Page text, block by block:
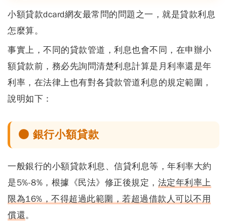
小額貸款dcard網友最常問的問題之一，就是貸款利息
怎麼算。
事實上，不同的貸款管道，利息也會不同，在申辦小
額貸款前，務必先詢問清楚利息計算是月利率還是年
利率，在法律上也有對各貸款管道利息的規定範圍，
說明如下：
● 銀行小額貸款
一般銀行的小額貸款利息、信貸利息等，年利率大約
是5%-8%，根據《民法》修正後規定， 法定年利率上
限為16%，不得超過此範圍，若超過借款人可以不用
償還。